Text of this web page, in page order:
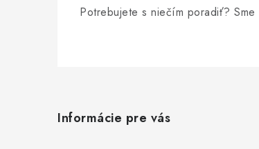
Potrebujete s niečím poradiť? Sme
Informácie pre vás